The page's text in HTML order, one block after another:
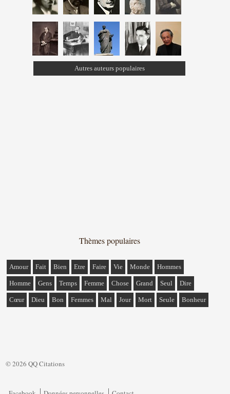
Autres auteurs populaires
Thèmes populaires
Amour Fait Bien Etre Faire Vie Monde Hommes
Homme Gens Temps Femme Chose Grand Seul Dire
Cœur Dieu Bon Femmes Mal Jour Mort Seule Bonheur
© 2026 QQ Citations